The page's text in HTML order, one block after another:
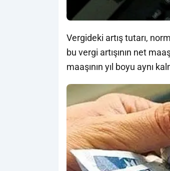
Vergideki artış tutarı,
bu vergi artışının net
maaşının yıl boyu aynı